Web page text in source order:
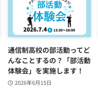
通信制高校の部活動ってど
んなことするの？「部活動
体験会」を実施します！
2026年6月15日